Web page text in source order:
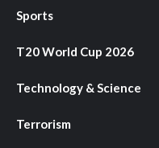
Sports
T20 World Cup 2026
Technology & Science
Terrorism